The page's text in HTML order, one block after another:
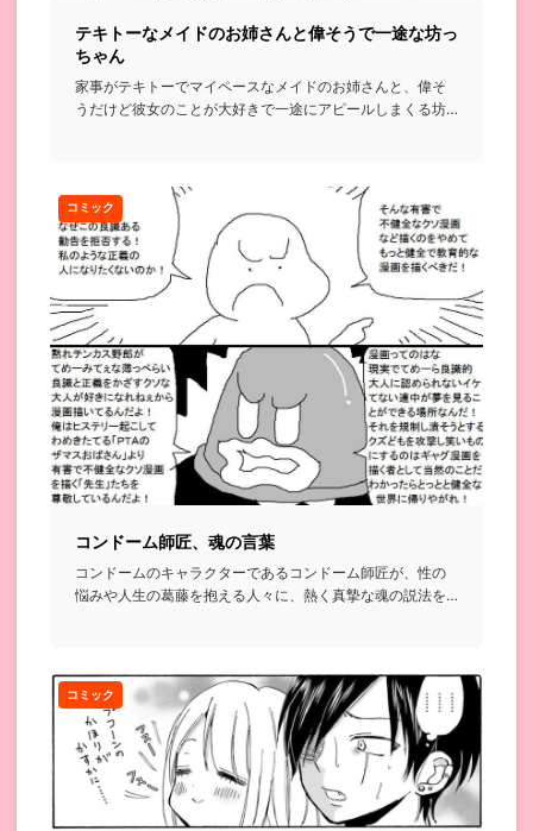
テキトーなメイドのお姉さんと偉そうで一途な坊っ
ちゃん
家事がテキトーでマイペースなメイドのお姉さんと、偉そ
うだけど彼女のことが大好きで一途にアピールしまくる坊
コミック
コンドーム師匠、魂の言葉
コンドームのキャラクターであるコンドーム師匠が、性の
悩みや人生の葛藤を抱える人々に、熱く真摯な魂の説法を
コミック